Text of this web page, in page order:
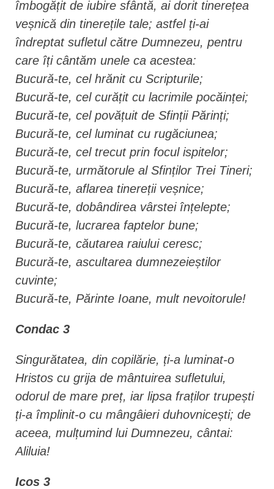
îmbogățit de iubire sfântă, ai dorit tinerețea
veșnică din tinerețile tale; astfel ți-ai
îndreptat sufletul către Dumnezeu, pentru
care îți cântăm unele ca acestea:
Bucură-te, cel hrănit cu Scripturile;
Bucură-te, cel curățit cu lacrimile pocăinței;
Bucură-te, cel povățuit de Sfinții Părinți;
Bucură-te, cel luminat cu rugăciunea;
Bucură-te, cel trecut prin focul ispitelor;
Bucură-te, următorule al Sfinților Trei Tineri;
Bucură-te, aflarea tinereții veșnice;
Bucură-te, dobândirea vârstei înțelepte;
Bucură-te, lucrarea faptelor bune;
Bucură-te, căutarea raiului ceresc;
Bucură-te, ascultarea dumnezeieștilor
cuvinte;
Bucură-te, Părinte Ioane, mult nevoitorule!
Condac 3
Singurătatea, din copilărie, ți-a luminat-o
Hristos cu grija de mântuirea sufletului,
odorul de mare preț, iar lipsa fraților trupești
ți-a împlinit-o cu mângâieri duhovnicești; de
aceea, mulțumind lui Dumnezeu, cântai:
Aliluia!
Icos 3